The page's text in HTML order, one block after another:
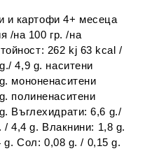
и картофи 4+ месеца
/на 100 гр. /на
262 kj 63 kcal /
4,9 g. наситени
мононенаситени
полиненаситени
Въглехидрати: 6,6 g./
/ 4,4 g. Влакнини: 1,8 g.
g. Сол: 0,08 g. / 0,15 g.